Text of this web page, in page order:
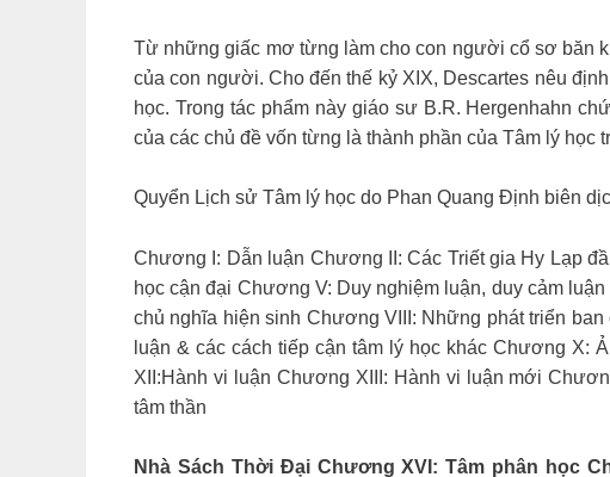
Từ những giấc mơ từng làm cho con người cổ sơ băn
của con người. Cho đến thế kỷ XIX, Descartes nêu
học. Trong tác phẩm này giáo sư B.R. Hergenhahn
của các chủ đề vốn từng là thành phần của Tâm lý học
Quyển Lịch sử Tâm lý học do Phan Quang Định biên
Chương I: Dẫn luận Chương II: Các Triết gia Hy Lạp
học cận đại Chương V: Duy nghiệm luận, duy cảm
chủ nghĩa hiện sinh Chương VIII: Những phát triển
luận & các cách tiếp cận tâm lý học khác Chương
XII:Hành vi luận Chương XIII: Hành vi luận mới
tâm thần
Nhà Sách Thời Đại Chương XVI: Tâm phân học